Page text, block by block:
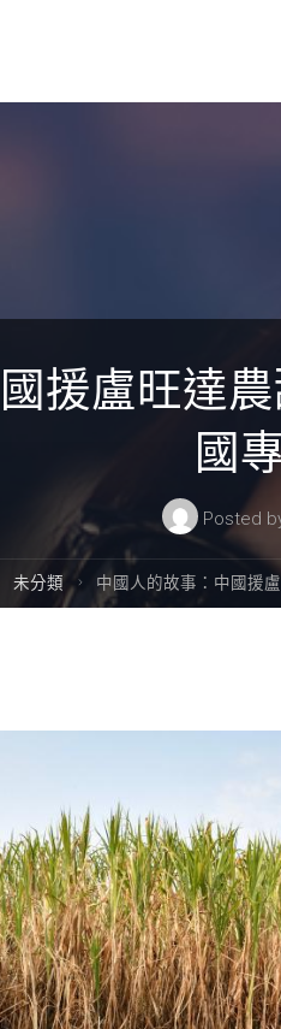
援盧旺達
國
Posted
未分類 中國人的故事：中國援